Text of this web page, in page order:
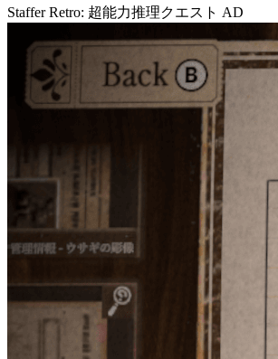
Staffer Retro: 超能力推理クエスト AD